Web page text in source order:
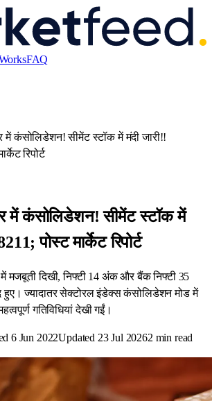
FAQ
में कंसोलिडेशन! सीमेंट स्टॉक में मंदी जारी!!
रिपोर्ट
में कंसोलिडेशन! सीमेंट स्टॉक में
पोस्ट मार्केट रिपोर्ट
मजबूती दिखी, निफ्टी 14 अंक और बैंक निफ्टी 35
ज्यादातर सेक्टोरल इंडेक्स कंसोलिडेशन मोड में
गतिविधियां देखी गईं।
6 Jun 2022Updated 23 Jul 20262min read